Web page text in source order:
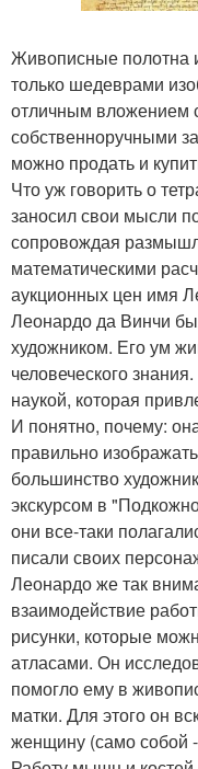
Живописные полотна
только шедеврами
отличным вложением
собственноручными
можно продать и
Что уж говорить о
заносил свои мысли
сопровождая
математическими
аукционных цен имя
Леонардо да Винчи
художником. Его ум
человеческого
наукой, которая
И понятно, почему:
правильно
большинство
экскурсом в
они все-таки
писали своих
Леонардо же так
взаимодействие
рисунки, которые
атласами. Он
помогло ему в
матки. Для этого он
женщину (само собой